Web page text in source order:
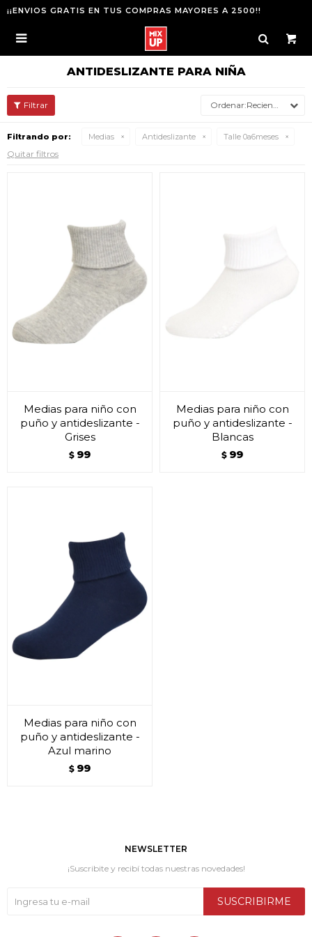
¡¡ENVIOS GRATIS EN TUS COMPRAS MAYORES A 2500!!

ANTIDESLIZANTE PARA NIÑA
Recientes
Filtrando por: Medias Antideslizante Talle 0a6meses
Quitar filtros
Medias para niño con
puño y antideslizante -
Grises
$ 99
Medias para niño con
puño y antideslizante -
Blancas
$ 99
Medias para niño con
puño y antideslizante -
Azul marino
$ 99
NEWSLETTER
¡Suscribite y recibí todas nuestras novedades!
SUSCRIBIRME